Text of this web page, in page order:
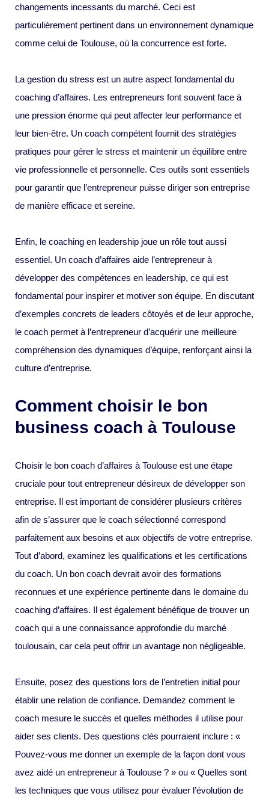
changements incessants du marché. Ceci est
particulièrement pertinent dans un environnement dynamique
comme celui de Toulouse, où la concurrence est forte.
La gestion du stress est un autre aspect fondamental du
coaching d’affaires. Les entrepreneurs font souvent face à
une pression énorme qui peut affecter leur performance et
leur bien-être. Un coach compétent fournit des stratégies
pratiques pour gérer le stress et maintenir un équilibre entre
vie professionnelle et personnelle. Ces outils sont essentiels
pour garantir que l’entrepreneur puisse diriger son entreprise
de manière efficace et sereine.
Enfin, le coaching en leadership joue un rôle tout aussi
essentiel. Un coach d’affaires aide l’entrepreneur à
développer des compétences en leadership, ce qui est
fondamental pour inspirer et motiver son équipe. En discutant
d’exemples concrets de leaders côtoyés et de leur approche,
le coach permet à l’entrepreneur d’acquérir une meilleure
compréhension des dynamiques d’équipe, renforçant ainsi la
culture d’entreprise.
Comment choisir le bon
business coach à Toulouse
Choisir le bon coach d’affaires à Toulouse est une étape
cruciale pour tout entrepreneur désireux de développer son
entreprise. Il est important de considérer plusieurs critères
afin de s’assurer que le coach sélectionné correspond
parfaitement aux besoins et aux objectifs de votre entreprise.
Tout d’abord, examinez les qualifications et les certifications
du coach. Un bon coach devrait avoir des formations
reconnues et une expérience pertinente dans le domaine du
coaching d’affaires. Il est également bénéfique de trouver un
coach qui a une connaissance approfondie du marché
toulousain, car cela peut offrir un avantage non négligeable.
Ensuite, posez des questions lors de l’entretien initial pour
établir une relation de confiance. Demandez comment le
coach mesure le succès et quelles méthodes il utilise pour
aider ses clients. Des questions clés pourraient inclure : «
Pouvez-vous me donner un exemple de la façon dont vous
avez aidé un entrepreneur à Toulouse ? » ou « Quelles sont
les techniques que vous utilisez pour évaluer l’évolution de